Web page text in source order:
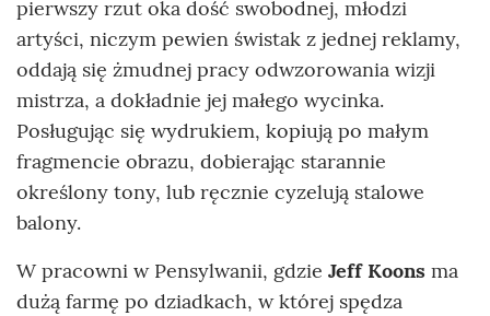
pierwszy rzut oka dość swobodnej, młodzi
artyści, niczym pewien świstak z jednej reklamy,
oddają się żmudnej pracy odwzorowania wizji
mistrza, a dokładnie jej małego wycinka.
Posługując się wydrukiem, kopiują po małym
fragmencie obrazu, dobierając starannie
określony tony, lub ręcznie cyzelują stalowe
balony.
W pracowni w Pensylwanii, gdzie Jeff Koons ma
dużą farmę po dziadkach, w której spędza